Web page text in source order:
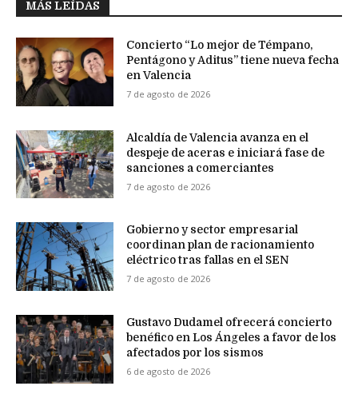
MÁS LEÍDAS
Concierto “Lo mejor de Témpano,
Pentágono y Aditus” tiene nueva fecha
en Valencia
7 de agosto de 2026
Alcaldía de Valencia avanza en el
despeje de aceras e iniciará fase de
sanciones a comerciantes
7 de agosto de 2026
Gobierno y sector empresarial
coordinan plan de racionamiento
eléctrico tras fallas en el SEN
7 de agosto de 2026
Gustavo Dudamel ofrecerá concierto
benéfico en Los Ángeles a favor de los
afectados por los sismos
6 de agosto de 2026